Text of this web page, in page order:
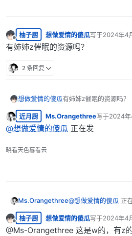
离线
柚子厨 想做爱情的傻瓜写于2024年4
最后由 编辑
有姉姉z催眠的资源吗？
2 条回复
想做爱情的傻瓜有姉姉z催眠的资源吗？
离线
近月厨 Ms.Orangethree写于2024
最后由 编辑
@想做爱情的傻瓜 正在发
晓看天色暮看云
Ms.Orangethree@想做爱情的傻瓜 正
离线
柚子厨 想做爱情的傻瓜写于2024年4
最后由 编辑
@Ms-Orangethree 这是w的，有z